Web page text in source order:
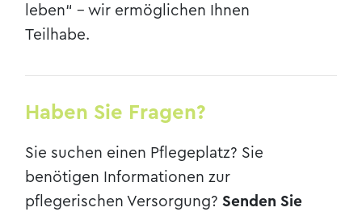
leben“ - wir ermöglichen Ihnen
Teilhabe.
Haben Sie Fragen?
Sie suchen einen Pflegeplatz? Sie
benötigen Informationen zur
pflegerischen Versorgung?Senden Sie